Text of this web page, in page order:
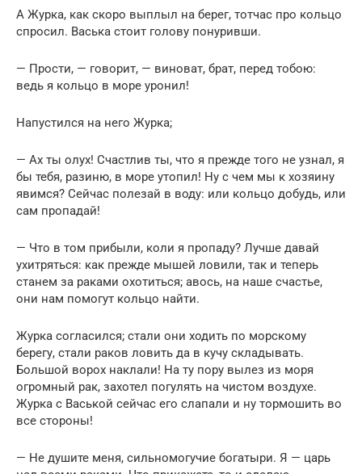
А Журка, как скоро выплыл на берег, тотчас про кольцо
спросил. Васька стоит голову понуривши.
— Прости, — говорит, — виноват, брат, перед тобою:
ведь я кольцо в море уронил!
Напустился на него Журка;
— Ах ты олух! Счастлив ты, что я прежде того не узнал, я
бы тебя, разиню, в море утопил! Ну с чем мы к хозяину
явимся? Сейчас полезай в воду: или кольцо добудь, или
сам пропадай!
— Что в том прибыли, коли я пропаду? Лучше давай
ухитряться: как прежде мышей ловили, так и теперь
станем за раками охотиться; авось, на наше счастье,
они нам помогут кольцо найти.
Журка согласился; стали они ходить по морскому
берегу, стали раков ловить да в кучу складывать.
Большой ворох наклали! На ту пору вылез из моря
огромный рак, захотел погулять на чистом воздухе.
Журка с Васькой сейчас его слапали и ну тормошить во
все стороны!
— Не душите меня, сильномогучие богатыри. Я — царь